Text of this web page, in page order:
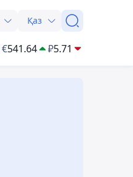
Қаз
€541.64 ₽5.71